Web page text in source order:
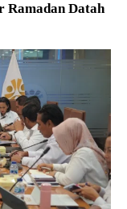
Ramadan Datah